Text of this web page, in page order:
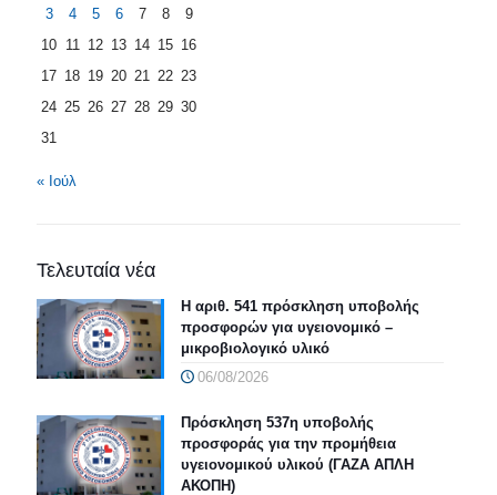
3
4 5 6 7 8
9
10 11 12 13 14 15 16
17 18 19 20 21 22 23
24 25 26 27 28 29 30
31
« Ιούλ
Τελευταία νέα
Η αριθ. 541 πρόσκληση υποβολής
προσφορών για υγειονομικό –
μικροβιολογικό υλικό
06/08/2026
Πρόσκληση 537η υποβολής
προσφοράς για την προμήθεια
υγειονομικού υλικού (ΓΑΖΑ ΑΠΛΗ
ΑΚΟΠΗ)